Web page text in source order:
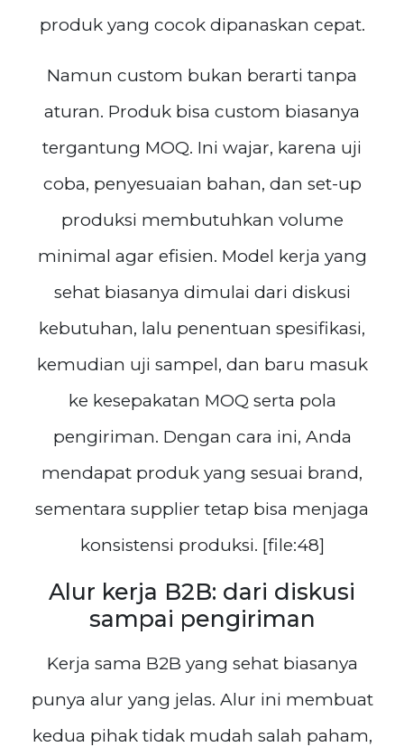
produk yang cocok dipanaskan cepat.
Namun custom bukan berarti tanpa
aturan. Produk bisa custom biasanya
tergantung MOQ. Ini wajar, karena uji
coba, penyesuaian bahan, dan set-up
produksi membutuhkan volume
minimal agar efisien. Model kerja yang
sehat biasanya dimulai dari diskusi
kebutuhan, lalu penentuan spesifikasi,
kemudian uji sampel, dan baru masuk
ke kesepakatan MOQ serta pola
pengiriman. Dengan cara ini, Anda
mendapat produk yang sesuai brand,
sementara supplier tetap bisa menjaga
konsistensi produksi. [file:48]
Alur kerja B2B: dari diskusi
sampai pengiriman
Kerja sama B2B yang sehat biasanya
punya alur yang jelas. Alur ini membuat
kedua pihak tidak mudah salah paham,